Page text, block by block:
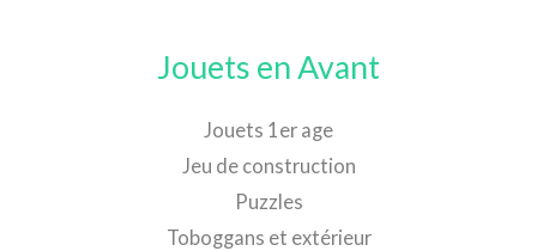
Jouets en Avant
Jouets 1er age
Jeu de construction
Puzzles
Toboggans et extérieur